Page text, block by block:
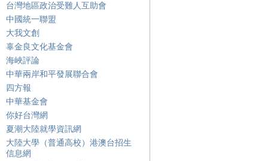
台灣地區政治受難人互助會
中國統一聯盟
大我文創
辜金良文化基金會
海峽評論
中華兩岸和平發展聯合會
四方報
中華基金會
你好台灣網
夏潮大陸就學資訊網
大陸大學（普通高校）港澳台招生
信息網